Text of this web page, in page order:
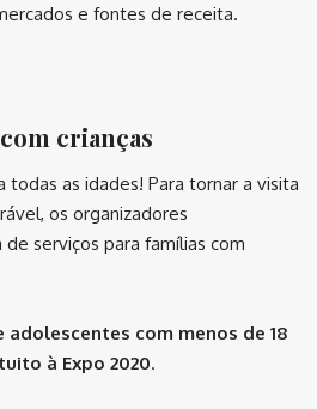
e fontes de receita.
crianças
todas as idades! Para tornar a visita
os organizadores
serviços para famílias com
adolescentes com menos de 18
à Expo 2020.